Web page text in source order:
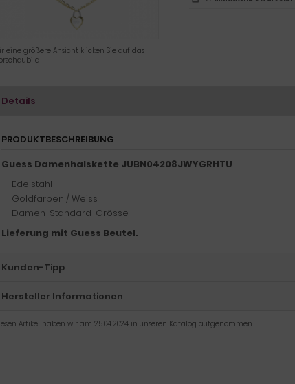
eine größere Ansicht klicken Sie auf das
Details
PRODUKTBESCHREIBUNG
Guess Damenhalskette JUBN04208JWYGRHTU
Edelstahl
Goldfarben / Weiss
Damen-Standard-Grösse
Lieferung mit Guess Beutel.
Kunden-Tipp
Hersteller Informationen
Artikel haben wir am 25.04.2024 in unseren Katalog aufgenommen.